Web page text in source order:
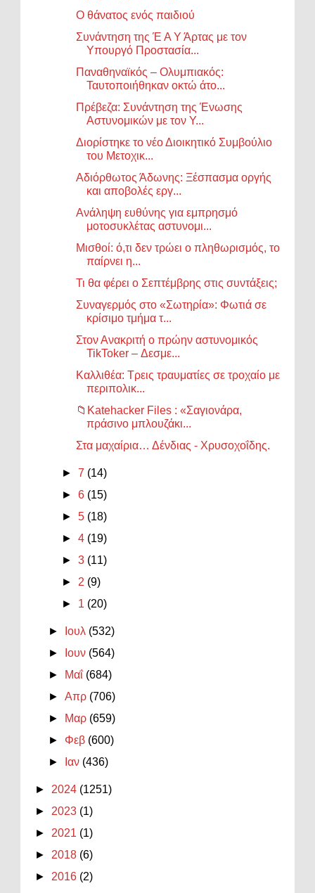
Ο θάνατος ενός παιδιού
Συνάντηση της Έ Α Υ Άρτας με τον
Υπουργό Προστασία...
Παναθηναϊκός – Ολυμπιακός:
Ταυτοποιήθηκαν οκτώ άτο...
Πρέβεζα: Συνάντηση της Ένωσης
Αστυνομικών με τον Υ...
Διορίστηκε το νέο Διοικητικό Συμβούλιο
του Μετοχικ...
Αδιόρθωτος Άδωνης: Ξέσπασμα οργής
και αποβολές εργ...
Ανάληψη ευθύνης για εμπρησμό
μοτοσυκλέτας αστυνομι...
Μισθοί: ό,τι δεν τρώει ο πληθωρισμός, το
παίρνει η...
Τι θα φέρει ο Σεπτέμβρης στις συντάξεις;
Συναγερμός στο «Σωτηρία»: Φωτιά σε
κρίσιμο τμήμα τ...
Στον Ανακριτή ο πρώην αστυνομικός
TikToker – Δεσμε...
Καλλιθέα: Τρεις τραυματίες σε τροχαίο με
περιπολικ...
📁Katehacker Files : «Σαγιονάρα,
πράσινο μπλουζάκι...
Στα μαχαίρια… Δένδιας - Χρυσοχοΐδης.
►7 (14)
►6 (15)
►5 (18)
►4 (19)
►3 (11)
► 2 (9)
► 1 (20)
► Ιουλ (532)
►
Ιουν (564)
►
Μαΐ (684)
►Απρ (706)
►
Μαρ (659)
► Φεβ (600)
►
Ιαν (436)
► 2024 (1251)
► 2023 (1)
► 2021 (1)
► 2018 (6)
► 2016 (2)